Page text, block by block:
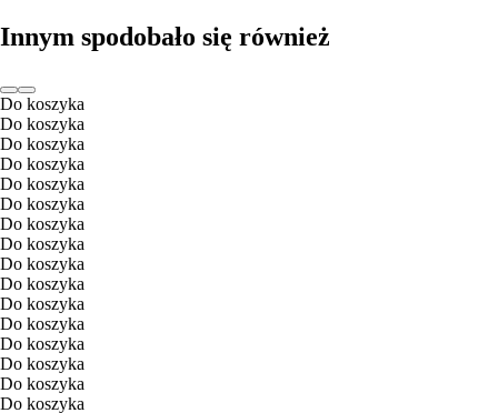
Innym spodobało się również
Do koszyka
Do koszyka
Do koszyka
Do koszyka
Do koszyka
Do koszyka
Do koszyka
Do koszyka
Do koszyka
Do koszyka
Do koszyka
Do koszyka
Do koszyka
Do koszyka
Do koszyka
Do koszyka